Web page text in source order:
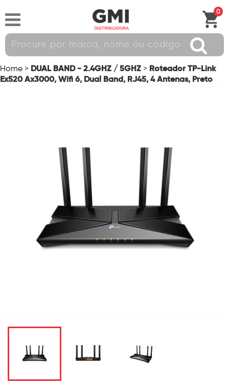
0
Home > DUAL BAND - 2.4GHZ / 5GHZ > Roteador TP-Link
Ex520 Ax3000, Wifi 6, Dual Band, RJ45, 4 Antenas, Preto